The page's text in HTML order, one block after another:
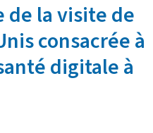
de la visite de
consacrée à
digitale à